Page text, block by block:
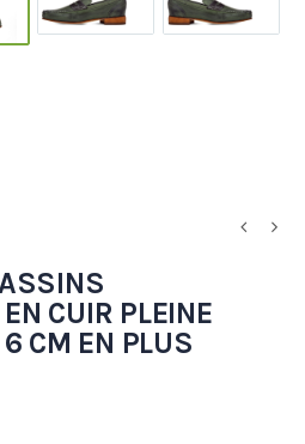
CUIR PLEINE
CM EN PLUS